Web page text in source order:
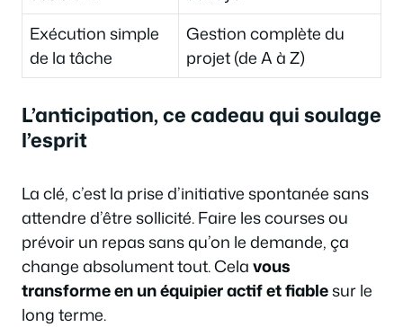
Exécution simple
de la tâche
Gestion complète du
projet (de A à Z)
L’anticipation, ce cadeau qui soulage
l’esprit
La clé, c’est la prise d’initiative spontanée sans
attendre d’être sollicité. Faire les courses ou
prévoir un repas sans qu’on le demande, ça
change absolument tout. Celavous
transforme en un équipier actif et fiablesur le
long terme.